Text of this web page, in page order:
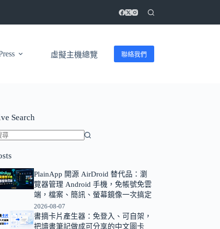
虛擬主機總覽 聯絡我們
Search
PlainApp 開源 AirDroid 替代品：瀏
覽器管理 Android 手機，免帳號免雲
端，檔案、簡訊、螢幕鏡像一次搞定
2026-08-07
書摘卡片產生器：免登入、可自架，
把讀書筆記做成可分享的中文圖卡